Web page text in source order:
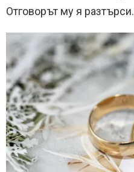
Отговорът му я разтърси.